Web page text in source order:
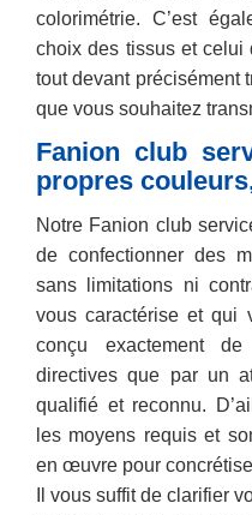
colorimétrie. C’est
choix des tissus et celui
tout devant précisément
que vous souhaitez
Fanion club
propres
Notre Fanion club
de confectionner des
sans limitations ni
vous caractérise et qui
conçu exactement
directives que par un
qualifié et reconnu.
les moyens requis et
en œuvre pour
Il vous suffit de clarifier